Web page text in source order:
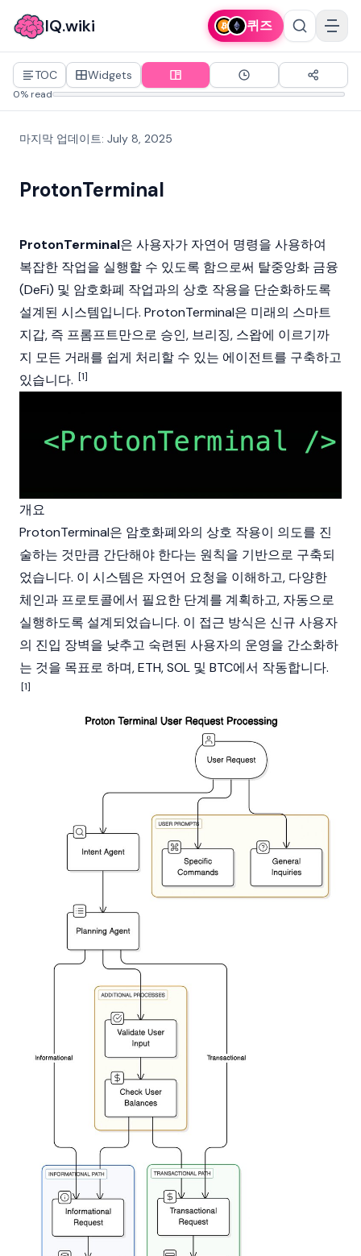
IQ.wiki 퀴즈
TOC Widgets
0% read
마지막 업데이트: July 8, 2025
ProtonTerminal
ProtonTerminal은 사용자가 자연어 명령을 사용하여
복잡한 작업을 실행할 수 있도록 함으로써 탈중앙화 금융
(DeFi) 및 암호화폐 작업과의 상호 작용을 단순화하도록
설계된 시스템입니다. ProtonTerminal은 미래의 스마트
지갑, 즉 프롬프트만으로 승인, 브리징, 스왑에 이르기까
지 모든 거래를 쉽게 처리할 수 있는 에이전트를 구축하고
있습니다. [1]
개요
ProtonTerminal은 암호화폐와의 상호 작용이 의도를 진
술하는 것만큼 간단해야 한다는 원칙을 기반으로 구축되
었습니다. 이 시스템은 자연어 요청을 이해하고, 다양한
체인과 프로토콜에서 필요한 단계를 계획하고, 자동으로
실행하도록 설계되었습니다. 이 접근 방식은 신규 사용자
의 진입 장벽을 낮추고 숙련된 사용자의 운영을 간소화하
는 것을 목표로 하며,ETH,SOL 및 BTC에서 작동합니다.
[1]